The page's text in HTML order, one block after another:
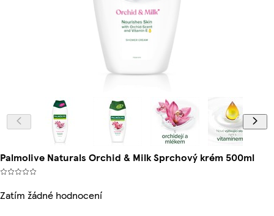
Palmolive Naturals Orchid & Milk Sprchový krém 500ml
Zatím žádné hodnocení